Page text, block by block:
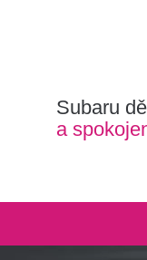
Subaru
a